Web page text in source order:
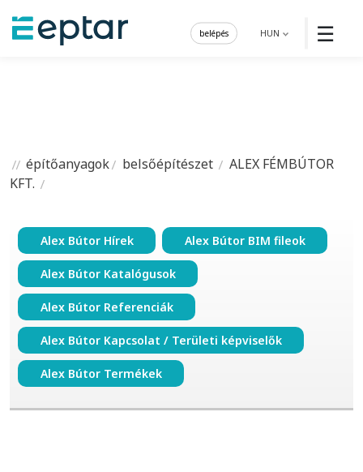
☰
HUN
belépés
építőanyagok belsőépítészet
ALEX FÉMBÚTOR
KFT.
Alex Bútor Hírek Alex Bútor BIM fileok
Alex Bútor Katalógusok
Alex Bútor Referenciák
Alex Bútor Kapcsolat / Területi képviselők
Alex Bútor Termékek